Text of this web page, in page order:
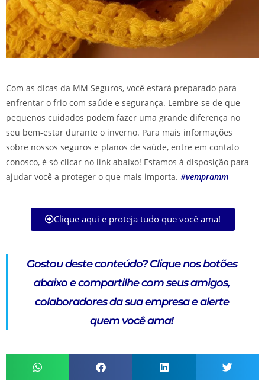
Com as dicas da MM Seguros, você estará preparado para
enfrentar o frio com saúde e segurança. Lembre-se de que
pequenos cuidados podem fazer uma grande diferença no
seu bem-estar durante o inverno. Para mais informações
sobre nossos seguros e planos de saúde, entre em contato
conosco, é só clicar no link abaixo! Estamos à disposição para
Gostou deste conteúdo?Clique nos botões
abaixo e compartilhe com seus amigos,
colaboradores da sua empresa e alerte